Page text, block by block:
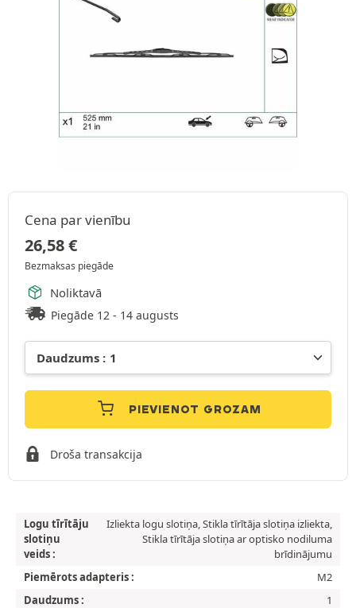
Cena par vienību
26,58€
Bezmaksas piegāde
Noliktavā
Piegāde 12 - 14 augusts
PIEVIENOT GROZAM
Droša transakcija
Logu tīrītāju
slotiņu
veids :
Izliekta logu slotiņa, Stikla tīrītāja slotiņa izliekta,
Stikla tīrītāja slotiņa ar optisko nodiluma
brīdinājumu
Piemērots adapteris :
M2
Daudzums :
1